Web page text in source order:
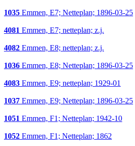
1035 Emmen, E7; Netteplan; 1896-03-25
4081 Emmen, E7; netteplan; z.j.
4082 Emmen, E8; netteplan; z.j.
1036 Emmen, E8; Netteplan; 1896-03-25
4083 Emmen, E9; netteplan; 1929-01
1037 Emmen, E9; Netteplan; 1896-03-25
1051 Emmen, F1; Netteplan; 1942-10
1052 Emmen, F1; Netteplan; 1862